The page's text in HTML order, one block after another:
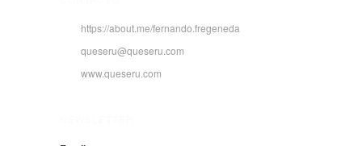
https://about.me/fernando.fregeneda
queseru@queseru.com
www.queseru.com